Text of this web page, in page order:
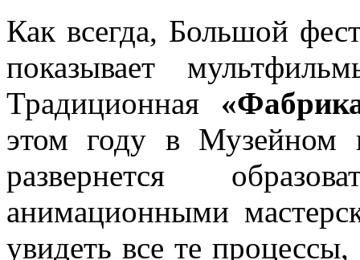
Как всегда, Большой
показывает
Традиционная
этом году в Музейном
развернется
анимационными
увидеть все те